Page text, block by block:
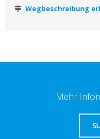
Wegbeschreibung
Mehr